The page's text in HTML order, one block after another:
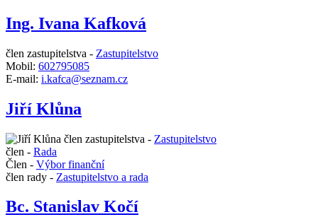
Ing. Ivana Kafková
člen zastupitelstva - Zastupitelstvo
Mobil: 602795085
E-mail: i.kafca@seznam.cz
Jiří Klůna
člen zastupitelstva - Zastupitelstvo
člen - Rada
Člen - Výbor finanční
člen rady - Zastupitelstvo a rada
Bc. Stanislav Kočí